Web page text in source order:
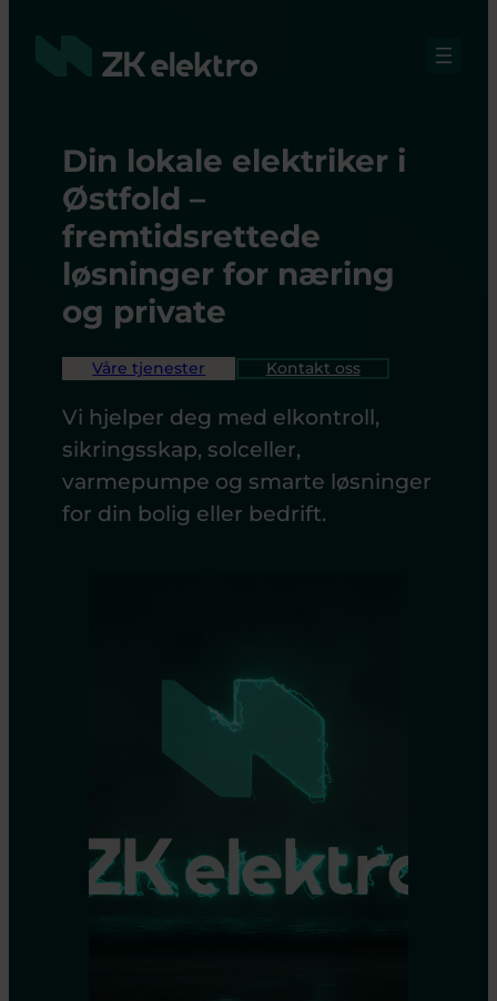
Din lokale elektriker i
Østfold –
fremtidsrettede
løsninger for næring
og private
Våre tjenester Kontakt oss
Vi hjelper deg med elkontroll,
sikringsskap, solceller,
varmepumpe og smarte løsninger
for din bolig eller bedrift.